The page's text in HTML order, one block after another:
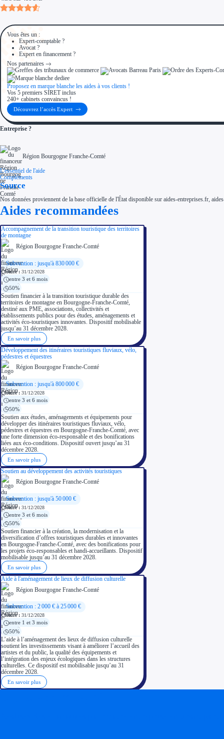
Vous êtes un :
Expert-comptable ?
Avocat ?
Expert en financement ?
Nos partenaires
Proposez en marque blanche les aides à vos clients !
Vos 5 premiers SIRET inclus
240+ cabinets convaincus !
Découvrez l’accès Expert
Entreprise ?
Région Bourgogne Franche-Comté
L'essentiel de l'aide
Compléments
Source
Nos données proviennent de la base officielle de l'État disponible sur aides-entreprises.fr,
Aides recommandées
Accompagnement de la transition touristique des territoires
de montagne
Région Bourgogne Franche-Comté
Subvention : jusqu'à 830 000 €
Clôture : 31/12/2028
entre 3 et 6 mois
50%
Soutien financier à la transition touristique durable des
territoires de montagne en Bourgogne-Franche-Comté,
destiné aux PME, associations, collectivités et
établissements publics pour des études, aménagements et
activités éco-touristiques innovantes. Dispositif mobilisable
jusqu’au 31 décembre 2028.
En savoir plus
Développement des itinéraires touristiques fluviaux, vélo,
pédestres et équestres
Région Bourgogne Franche-Comté
Subvention : jusqu'à 800 000 €
Clôture : 31/12/2028
entre 3 et 6 mois
50%
Soutien aux études, aménagements et équipements pour
développer des itinéraires touristiques fluviaux, vélo,
pédestres et équestres en Bourgogne-Franche-Comté, avec
une forte dimension éco-responsable et des bonifications
liées aux éco-conditions. Dispositif ouvert jusqu’au 31
décembre 2028.
En savoir plus
Soutien au développement des activités touristiques
Région Bourgogne Franche-Comté
Subvention : jusqu'à 50 000 €
Clôture : 31/12/2028
entre 3 et 6 mois
50%
Soutien financier à la création, la modernisation et la
diversification d’offres touristiques durables et innovantes
en Bourgogne-Franche-Comté, avec des bonifications pour
les projets éco-responsables et handi-accueillants. Dispositif
mobilisable jusqu’au 31 décembre 2028.
En savoir plus
Aide à l'aménagement de lieux de diffusion culturelle
Région Bourgogne Franche-Comté
Subvention : 2 000 € à 25 000 €
Clôture : 31/12/2028
entre 1 et 3 mois
50%
L’aide à l’aménagement des lieux de diffusion culturelle
soutient les investissements visant à améliorer l’accueil des
artistes et du public, la qualité des équipements et
l’intégration des enjeux écologiques dans les structures
culturelles. Ce dispositif est mobilisable jusqu’au 31
décembre 2028.
En savoir plus